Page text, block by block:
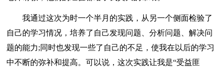
我通过这次为时一个半月的实践，从另一个侧面检验了
自己的学习情况，培养了自己发现问题、分析问题、解决问
题的能力;同时也发现一些了自己的不足，使我在以后的学习
中不断的弥补和提高。可以说，这次实践让我是“受益匪